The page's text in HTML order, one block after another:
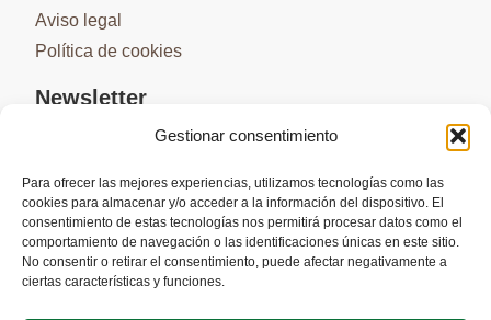
Gestionar consentimiento
Para ofrecer las mejores experiencias, utilizamos tecnologías como las
cookies para almacenar y/o acceder a la información del dispositivo. El
consentimiento de estas tecnologías nos permitirá procesar datos como el
comportamiento de navegación o las identificaciones únicas en este sitio.
No consentir o retirar el consentimiento, puede afectar negativamente a
ciertas características y funciones.
Aviso legal
Política de cookies
Newsletter
SUSCRIBIRME